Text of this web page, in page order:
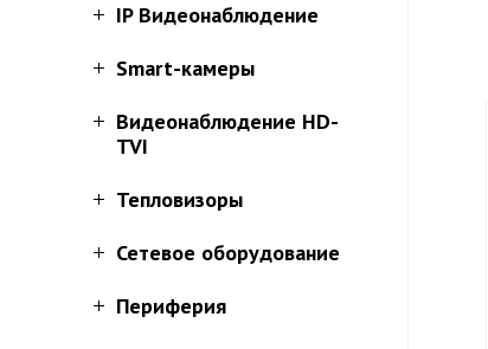
IP Видеонаблюдение
Smart-камеры
Видеонаблюдение HD-
TVI
Тепловизоры
Сетевое оборудование
Периферия